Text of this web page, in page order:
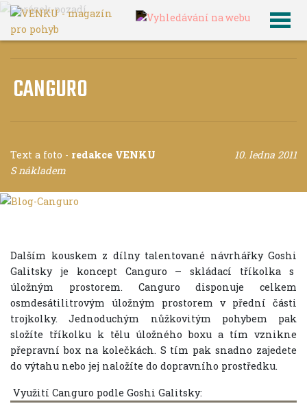
CANGURO
Text a foto - redakce VENKU
10. ledna 2011
S nákladem
Dalším kouskem z dílny talentované návrhářky Goshi
Galitsky je koncept Canguro – skládací tříkolka s
úložným prostorem. Canguro disponuje celkem
osmdesátilitrovým úložným prostorem v přední části
trojkolky. Jednoduchým nůžkovitým pohybem pak
složíte tříkolku k tělu úložného boxu a tím vznikne
přepravní box na kolečkách. S tím pak snadno zajedete
do výtahu nebo jej naložíte do dopravního prostředku.
Využití Canguro podle Goshi Galitsky: